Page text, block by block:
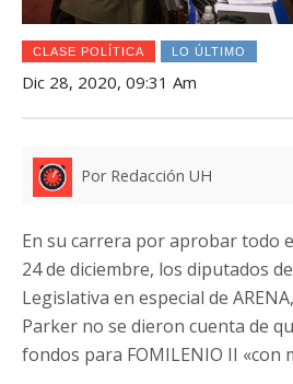
CLASE POLÍTICA LO ÚLTIMO
Dic 28, 2020, 09:31 Am
Por Redacción UH
En su carrera por aprobar todo
24 de diciembre, los diputados
Legislativa en especial de
Parker no se dieron cuenta de
fondos para FOMILENIO II «con